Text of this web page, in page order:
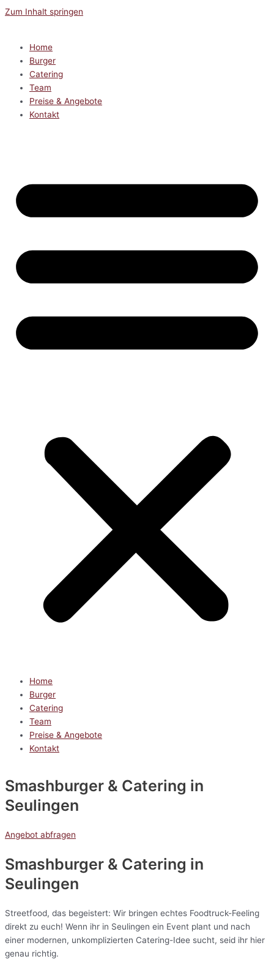
Zum Inhalt springen
Home
Burger
Catering
Team
Preise & Angebote
Kontakt
Home
Burger
Catering
Team
Preise & Angebote
Kontakt
Smashburger & Catering in
Seulingen
Angebot abfragen
Smashburger & Catering in
Seulingen
Streetfood, das begeistert: Wir bringen echtes Foodtruck-Feeling
direkt zu euch! Wenn ihr in Seulingen ein Event plant und nach
einer modernen, unkomplizierten Catering-Idee sucht, seid ihr hier
genau richtig.